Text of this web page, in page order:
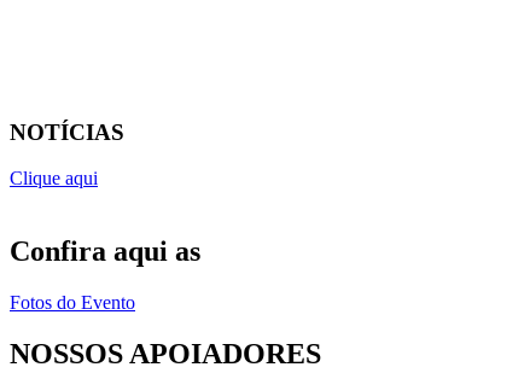
NOTÍCIAS
Clique aqui
Confira aqui as
Fotos do Evento
NOSSOS APOIADORES